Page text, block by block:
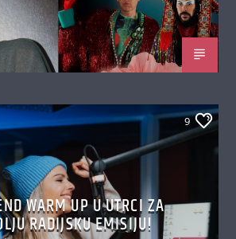
9
WARM UP U UTRCI ZA
RADIJSKU EMISIJU!